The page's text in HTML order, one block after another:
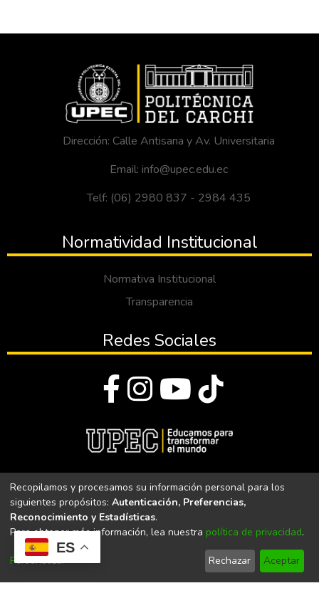
ES
Dirección: Calle Antisana y Av. Universitaria
Email: info@upec.edu.ec
Telf: (06) 2980 837 - 2984 435
Normatividad Institucional
Normativa Institucional
Transparencia
Redes Sociales
Universidad Politécnica Estatal del Carchi
Universidad Politécnica Estatal del Carchi | Acreditada por el
CACES Resolución N°. 160-SE-33-CACES-2020
Recopilamos y procesamos su información personal para los
siguientes propósitos: Autenticación, Preferencias,
Reconocimiento y Estadísticas.
Para obtener más información, lea nuestra política de privacidad.
Personalizar Rechazar Aceptar